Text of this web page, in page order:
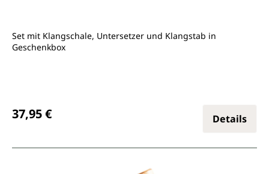
Set mit Klangschale, Untersetzer und Klangstab in
Geschenkbox
37,95 € Details